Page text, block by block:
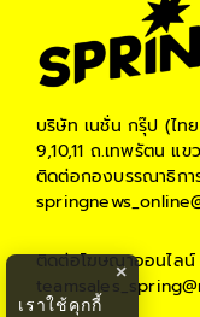
บริษัท เนชั่น กรุ๊ป (ไท
9,10,11 ถ.เทพรัตน แ
ติดต่อกองบรรณาธิก
ติดต่อโฆษณาออนไลน์
×
เราใช้คุกกี้